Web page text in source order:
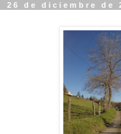
26 de diciembre de